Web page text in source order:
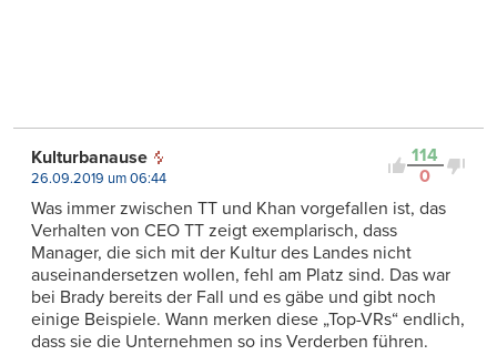
114
0
Kulturbanause
26.09.2019 um 06:44
Was immer zwischen TT und Khan vorgefallen ist, das
Verhalten von CEO TT zeigt exemplarisch, dass
Manager, die sich mit der Kultur des Landes nicht
auseinandersetzen wollen, fehl am Platz sind. Das war
bei Brady bereits der Fall und es gäbe und gibt noch
einige Beispiele. Wann merken diese „Top-VRs“ endlich,
dass sie die Unternehmen so ins Verderben führen.